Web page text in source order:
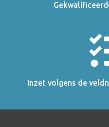
Inzet volgens de